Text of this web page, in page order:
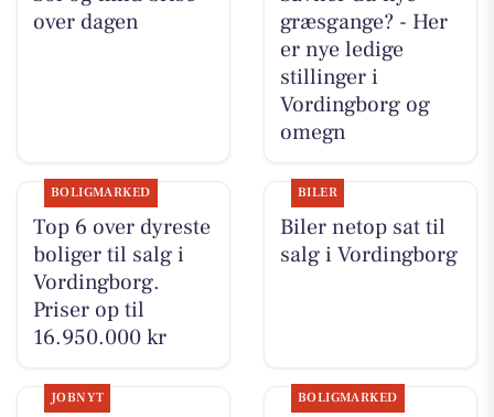
over dagen
græsgange? - Her
er nye ledige
stillinger i
Vordingborg og
omegn
BOLIGMARKED
Top 6 over dyreste
boliger til salg i
Vordingborg.
Priser op til
16.950.000 kr
BILER
Biler netop sat til
salg i Vordingborg
JOBNYT BOLIGMARKED